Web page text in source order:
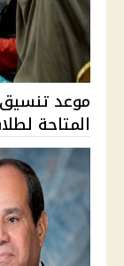
المتاحة